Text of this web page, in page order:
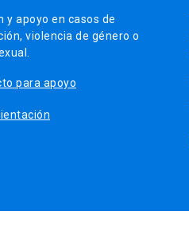
y apoyo en casos de
violencia de género o
para apoyo